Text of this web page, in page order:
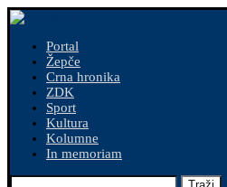
Portal
Žepče
Crna hronika
ZDK
Sport
Kultura
Kolumne
In memoriam